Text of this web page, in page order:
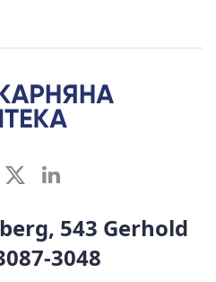
543 Gerhold
3048